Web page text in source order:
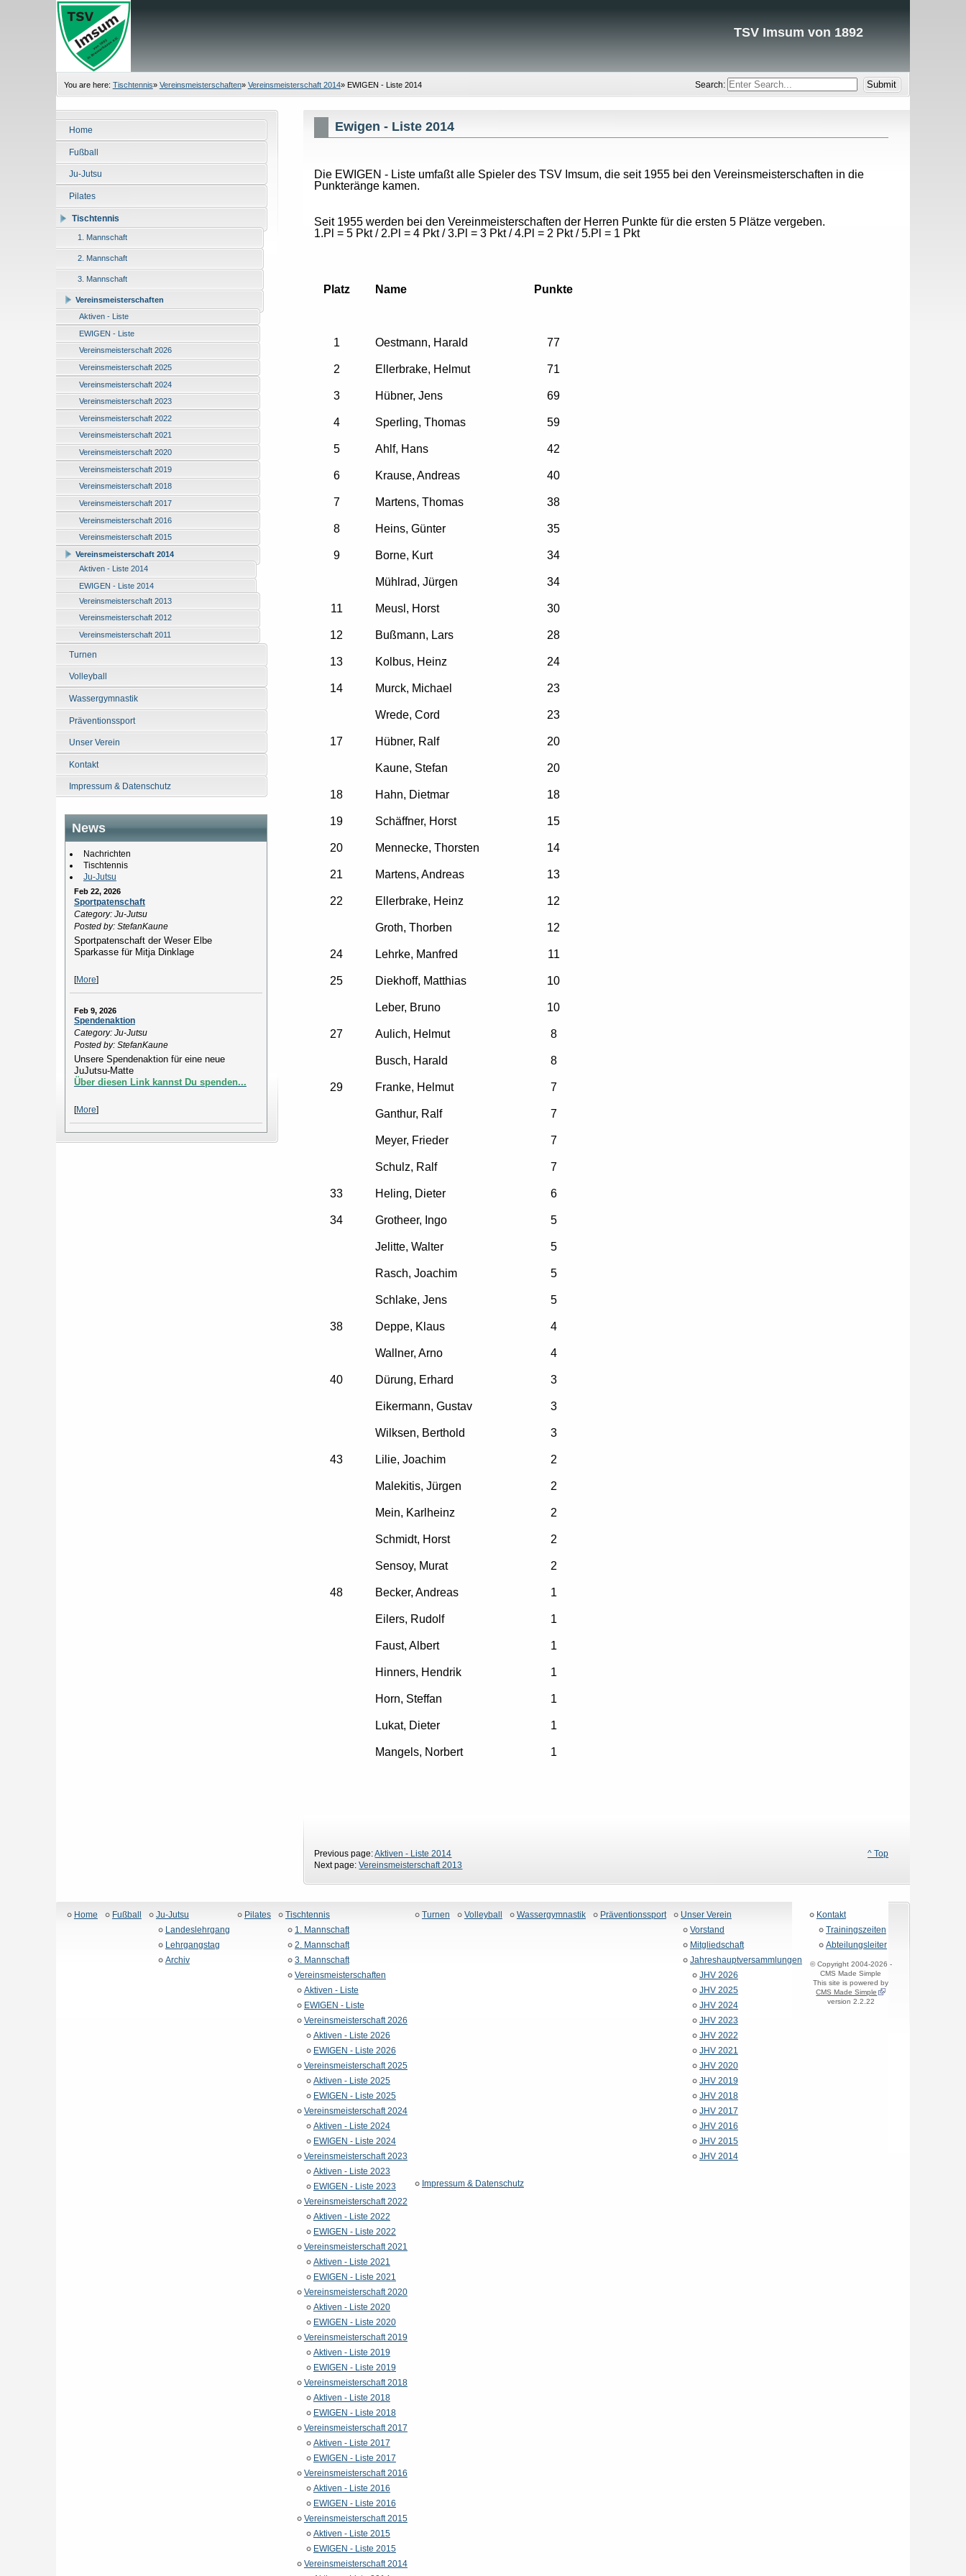
TSV Imsum von 1892
Search:
You are here: Tischtennis» Vereinsmeisterschaften» Vereinsmeisterschaft 2014» EWIGEN - Liste 2014
Home
Fußball
Ju-Jutsu
Pilates
Tischtennis
1. Mannschaft
2. Mannschaft
3. Mannschaft
Vereinsmeisterschaften
Aktiven - Liste
EWIGEN - Liste
Vereinsmeisterschaft 2026
Vereinsmeisterschaft 2025
Vereinsmeisterschaft 2024
Vereinsmeisterschaft 2023
Vereinsmeisterschaft 2022
Vereinsmeisterschaft 2021
Vereinsmeisterschaft 2020
Vereinsmeisterschaft 2019
Vereinsmeisterschaft 2018
Vereinsmeisterschaft 2017
Vereinsmeisterschaft 2016
Vereinsmeisterschaft 2015
Vereinsmeisterschaft 2014
Aktiven - Liste 2014
EWIGEN - Liste 2014
Vereinsmeisterschaft 2013
Vereinsmeisterschaft 2012
Vereinsmeisterschaft 2011
Turnen
Volleyball
Wassergymnastik
Präventionssport
Unser Verein
Kontakt
Impressum & Datenschutz
News
Nachrichten
Tischtennis
Ju-Jutsu
Feb 22, 2026
Sportpatenschaft
Category: Ju-Jutsu
Posted by: StefanKaune
Sportpatenschaft der Weser Elbe
Sparkasse für Mitja Dinklage
[More]
Feb 9, 2026
Spendenaktion
Category: Ju-Jutsu
Posted by: StefanKaune
Unsere Spendenaktion für eine neue
JuJutsu-Matte
Über diesen Link kannst Du spenden...
[More]
Ewigen - Liste 2014
Die EWIGEN - Liste umfaßt alle Spieler des TSV Imsum, die seit 1955 bei den Vereinsmeisterschaften in die
Punkteränge kamen.
Seit 1955 werden bei den Vereinmeisterschaften der Herren Punkte für die ersten 5 Plätze vergeben.
1.Pl = 5 Pkt / 2.Pl = 4 Pkt / 3.Pl = 3 Pkt / 4.Pl = 2 Pkt / 5.Pl = 1 Pkt
Platz Name Punkte
1 Oestmann, Harald 77
2 Ellerbrake, Helmut 71
3 Hübner, Jens 69
4 Sperling, Thomas 59
5 Ahlf, Hans 42
6 Krause, Andreas 40
7 Martens, Thomas 38
8 Heins, Günter 35
9 Borne, Kurt 34
Mühlrad, Jürgen 34
11 Meusl, Horst 30
12 Bußmann, Lars 28
13 Kolbus, Heinz 24
14 Murck, Michael 23
Wrede, Cord 23
17 Hübner, Ralf 20
Kaune, Stefan 20
18 Hahn, Dietmar 18
19 Schäffner, Horst 15
20 Mennecke, Thorsten 14
21 Martens, Andreas 13
22 Ellerbrake, Heinz 12
Groth, Thorben 12
24 Lehrke, Manfred 11
25 Diekhoff, Matthias 10
Leber, Bruno 10
27 Aulich, Helmut 8
Busch, Harald 8
29 Franke, Helmut 7
Ganthur, Ralf 7
Meyer, Frieder 7
Schulz, Ralf 7
33 Heling, Dieter 6
34 Grotheer, Ingo 5
Jelitte, Walter 5
Rasch, Joachim 5
Schlake, Jens 5
38 Deppe, Klaus 4
Wallner, Arno 4
40 Dürung, Erhard 3
Eikermann, Gustav 3
Wilksen, Berthold 3
43 Lilie, Joachim 2
Malekitis, Jürgen 2
Mein, Karlheinz 2
Schmidt, Horst 2
Sensoy, Murat 2
48 Becker, Andreas 1
Eilers, Rudolf 1
Faust, Albert 1
Hinners, Hendrik 1
Horn, Steffan 1
Lukat, Dieter 1
Mangels, Norbert 1
^ Top
Previous page:Aktiven - Liste 2014
Next page:Vereinsmeisterschaft 2013
Home Fußball
Ju-Jutsu
Landeslehrgang
Lehrgangstag
Archiv
Pilates
Tischtennis
1. Mannschaft
2. Mannschaft
3. Mannschaft
Vereinsmeisterschaften
Aktiven - Liste
EWIGEN - Liste
Vereinsmeisterschaft 2026
Aktiven - Liste 2026
EWIGEN - Liste 2026
Vereinsmeisterschaft 2025
Aktiven - Liste 2025
EWIGEN - Liste 2025
Vereinsmeisterschaft 2024
Aktiven - Liste 2024
EWIGEN - Liste 2024
Vereinsmeisterschaft 2023
Aktiven - Liste 2023
EWIGEN - Liste 2023
Vereinsmeisterschaft 2022
Aktiven - Liste 2022
EWIGEN - Liste 2022
Vereinsmeisterschaft 2021
Aktiven - Liste 2021
EWIGEN - Liste 2021
Vereinsmeisterschaft 2020
Aktiven - Liste 2020
EWIGEN - Liste 2020
Vereinsmeisterschaft 2019
Aktiven - Liste 2019
EWIGEN - Liste 2019
Vereinsmeisterschaft 2018
Aktiven - Liste 2018
EWIGEN - Liste 2018
Vereinsmeisterschaft 2017
Aktiven - Liste 2017
EWIGEN - Liste 2017
Vereinsmeisterschaft 2016
Aktiven - Liste 2016
EWIGEN - Liste 2016
Vereinsmeisterschaft 2015
Aktiven - Liste 2015
EWIGEN - Liste 2015
Vereinsmeisterschaft 2014
Turnen Volleyball Wassergymnastik Präventionssport
Unser Verein
Vorstand
Mitgliedschaft
Jahreshauptversammlungen
JHV 2026
JHV 2025
JHV 2024
JHV 2023
JHV 2022
JHV 2021
JHV 2020
JHV 2019
JHV 2018
JHV 2017
JHV 2016
JHV 2015
JHV 2014
Kontakt
Trainingszeiten
Abteilungsleiter
Impressum & Datenschutz
© Copyright 2004-2026 -
CMS Made Simple
This site is powered by
CMS Made Simple
version 2.2.22